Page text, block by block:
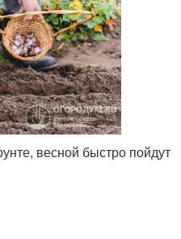
весной быстро пойдут